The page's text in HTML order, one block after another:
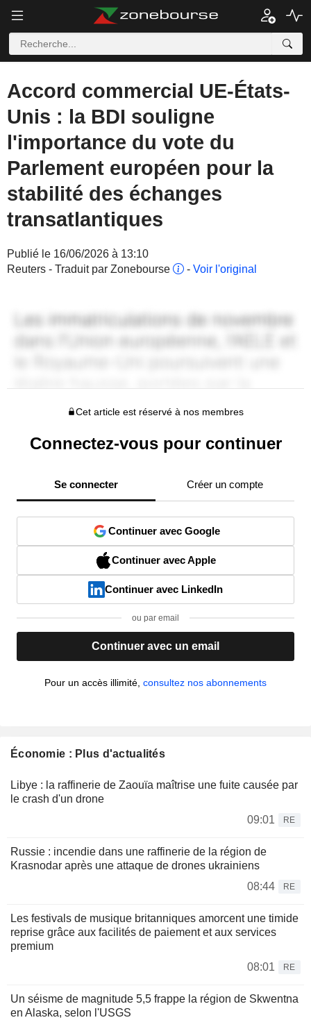
Accord commercial UE-États-
Unis : la BDI souligne
l'importance du vote du
Parlement européen pour la
stabilité des échanges
transatlantiques
Publié le 16/06/2026 à 13:10
Reuters - Traduit par Zonebourse
- Voir l'original
Cet article est réservé à nos membres
Connectez-vous pour continuer
Se connecter Créer un compte
Continuer avec Google
Continuer avec Apple
Continuer avec LinkedIn
ou par email
Continuer avec un email
Pour un accès illimité, consultez nos abonnements
Économie : Plus d'actualités
Libye : la raffinerie de Zaouïa maîtrise une fuite causée par
le crash d'un drone
09:01
RE
Russie : incendie dans une raffinerie de la région de
Krasnodar après une attaque de drones ukrainiens
08:44
RE
Les festivals de musique britanniques amorcent une timide
reprise grâce aux facilités de paiement et aux services
premium
08:01
RE
Un séisme de magnitude 5,5 frappe la région de Skwentna
en Alaska, selon l'USGS